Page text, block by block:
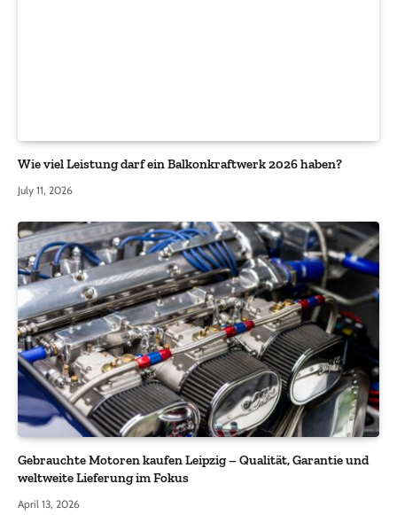
Wie viel Leistung darf ein Balkonkraftwerk 2026 haben?
July 11, 2026
Gebrauchte Motoren kaufen Leipzig – Qualität, Garantie und
weltweite Lieferung im Fokus
April 13, 2026